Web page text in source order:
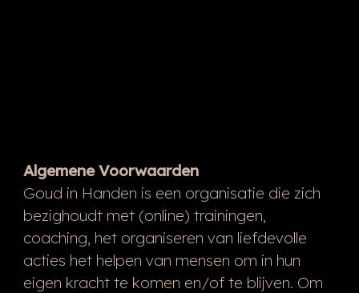
Algemene Voorwaarden
Goud in Handen is een organisatie die zich
bezighoudt met (online) trainingen,
coaching, het organiseren van liefdevolle
acties het helpen van mensen om in hun
eigen kracht te komen en/of te blijven. Om